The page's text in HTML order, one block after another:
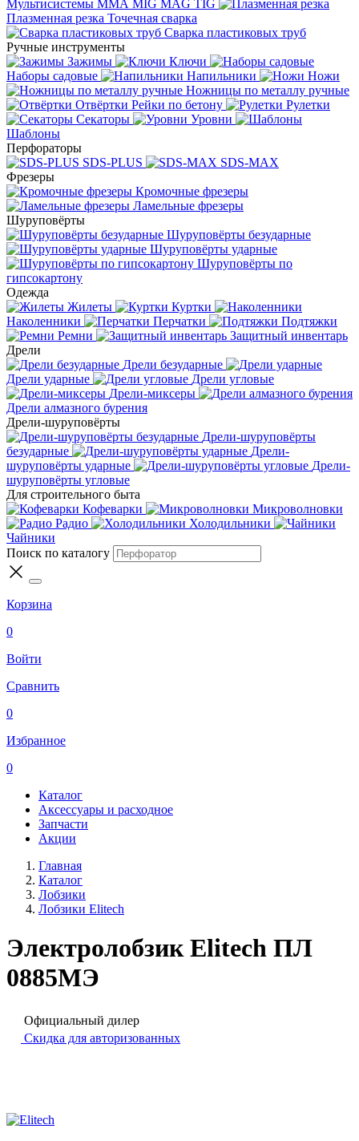
Мультисистемы ММА MIG MAG TIG
Плазменная резка Точечная сварка
Cварка пластиковых труб
Ручные инструменты
Зажимы
Ключи
Наборы садовые
Напильники
Ножи
Ножницы по металлу ручные
Отвёртки Рейки по бетону
Рулетки
Секаторы
Уровни
Шаблоны
Перфораторы
SDS-PLUS
SDS-MAX
Фрезеры
Кромочные фрезеры
Ламельные фрезеры
Шуруповёрты
Шуруповёрты безударные
Шуруповёрты ударные
Шуруповёрты по
гипсокартону
Одежда
Жилеты
Куртки
Наколенники
Перчатки
Подтяжки
Ремни
Защитный инвентарь
Дрели
Дрели безударные
Дрели ударные
Дрели угловые
Дрели-миксеры
Дрели алмазного бурения
Дрели-шуруповёрты
Дрели-шуруповёрты
безударные
Дрели-
шуруповёрты ударные
Дрели-
шуруповёрты угловые
Для строительного быта
Кофеварки
Микроволновки
Радио
Холодильники
Чайники
Поиск по каталогу
Корзина
0
Войти
Сравнить
0
Избранное
0
Каталог
Аксессуары и расходное
Запчасти
Акции
Главная
Каталог
Лобзики
Лобзики Elitech
Электролобзик Elitech ПЛ
0885МЭ
Официальный дилер
Скидка для авторизованных